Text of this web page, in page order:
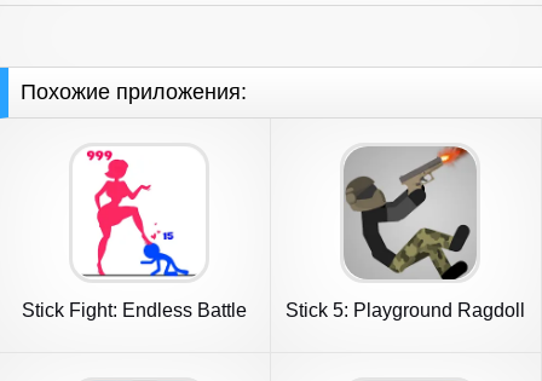
Похожие приложения:
Stick Fight: Endless Battle Stick 5: Playground Ragdoll